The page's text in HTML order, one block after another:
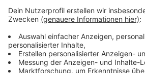
Minute 16), Abfahrt IC nach Berlin
X80-Abfahrt ab Bad Bentheim zur
Minute 44), Ankunft IC aus Berlin